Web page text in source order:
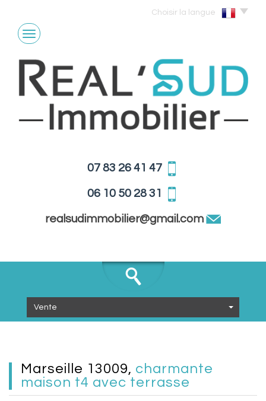
Choisir la langue
07 83 26 41 47
06 10 50 28 31
realsudimmobilier@gmail.com
Vente
marseille 13009, charmante
maison t4 avec terrasse